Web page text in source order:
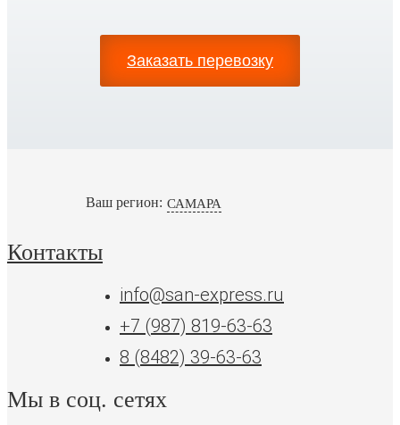
Заказать перевозку
Ваш регион: САМАРА
Контакты
info@san-express.ru
+7 (987) 819-63-63
8 (8482) 39-63-63
Мы в соц. сетях